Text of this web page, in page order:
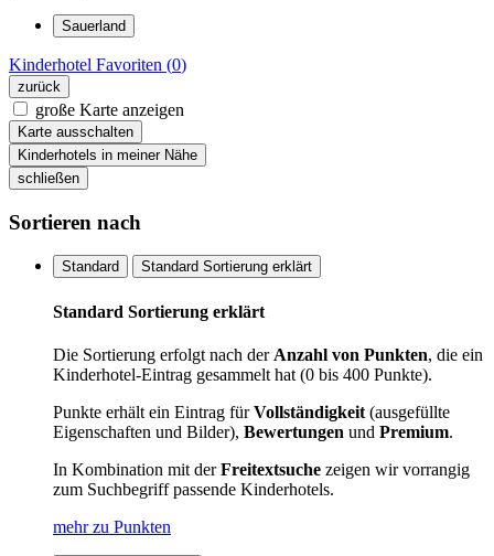
Sauerland
Kinderhotel Favoriten (0)
zurück
große Karte anzeigen
Karte ausschalten
Kinderhotels in meiner Nähe
schließen
Sortieren nach
Standard Standard Sortierung erklärt
Standard Sortierung erklärt
Die Sortierung erfolgt nach der Anzahl von Punkten, die ein
Kinderhotel-Eintrag gesammelt hat (0 bis 400 Punkte).
Punkte erhält ein Eintrag fürVollständigkeit (ausgefüllte
Eigenschaften und Bilder), Bewertungen und Premium.
In Kombination mit derFreitextsuche zeigen wir vorrangig
zum Suchbegriff passende Kinderhotels.
mehr zu Punkten